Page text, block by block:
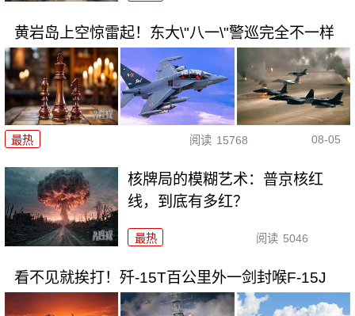
黄岩岛上空惊雷起！东大\"八一\"警巡完全不一样
最热 阅读 15768 08-05
核牌局的模糊艺术：普京核红
线，到底有多红？
最热 阅读 5046
看不见就挨打！歼-15T百公里外一剑封喉F-15J